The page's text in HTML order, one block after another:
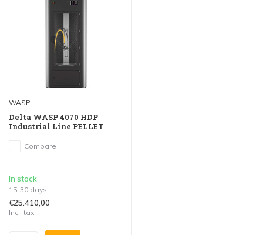
WASP
Delta WASP 4070 HDP
Industrial Line PELLET
Compare
In stock
15-30 days
€25.410,00
Incl. tax